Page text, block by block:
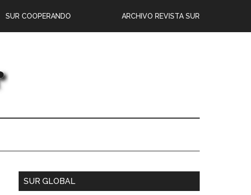
ARCHIVO REVISTA SUR
SUR COOPERANDO
SUR GLOBAL